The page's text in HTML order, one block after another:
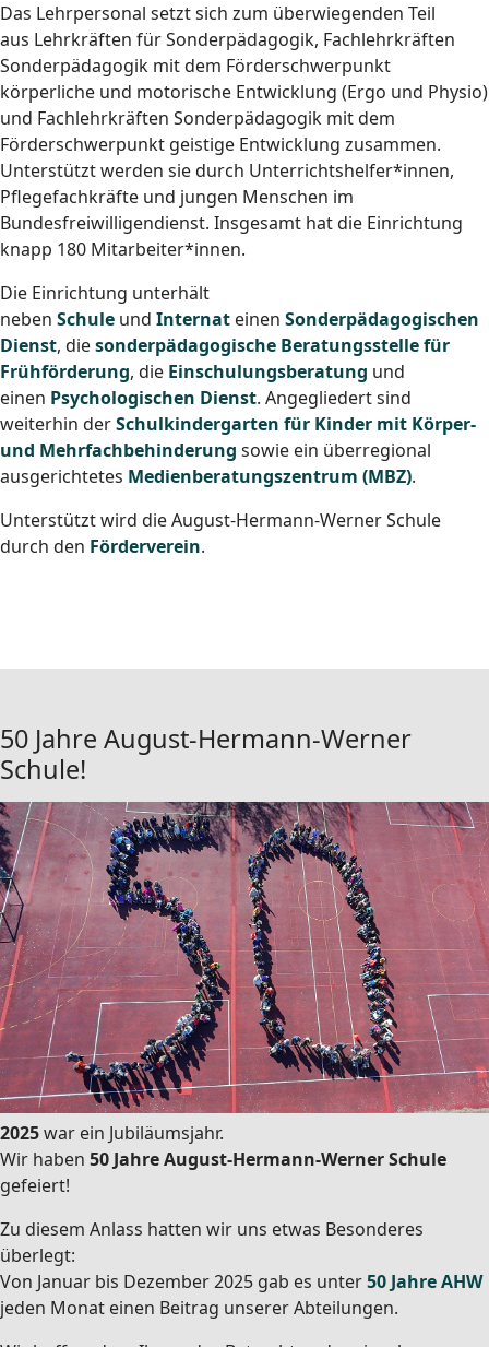
Das Lehrpersonal setzt sich zum überwiegenden Teil
aus Lehrkräften für Sonderpädagogik, Fachlehrkräften
Sonderpädagogik mit dem Förderschwerpunkt
körperliche und motorische Entwicklung (Ergo und Physio)
und Fachlehrkräften Sonderpädagogik mit dem
Förderschwerpunkt geistige Entwicklung zusammen.
Unterstützt werden sie durch Unterrichtshelfer*innen,
Pflegefachkräfte und jungen Menschen im
Bundesfreiwilligendienst. Insgesamt hat die Einrichtung
knapp 180 Mitarbeiter*innen.
Die Einrichtung unterhält
neben Schule und Internat einen Sonderpädagogischen
Dienst, diesonderpädagogische Beratungsstelle für
Frühförderung, die Einschulungsberatung und
einen Psychologischen Dienst. Angegliedert sind
weiterhin derSchulkindergarten für Kinder mit Körper-
und Mehrfachbehinderung sowie ein überregional
ausgerichtetes Medienberatungszentrum (MBZ).
Unterstützt wird die August-Hermann-Werner Schule
durch den Förderverein.
50 Jahre August-Hermann-Werner
Schule!
2025war ein Jubiläumsjahr.
Wir haben 50 Jahre August-Hermann-Werner Schule
gefeiert!
Zu diesem Anlass hatten wir uns etwas Besonderes
überlegt:
Von Januar bis Dezember 2025 gab es unter50 Jahre AHW
jeden Monat einen Beitrag unserer Abteilungen.